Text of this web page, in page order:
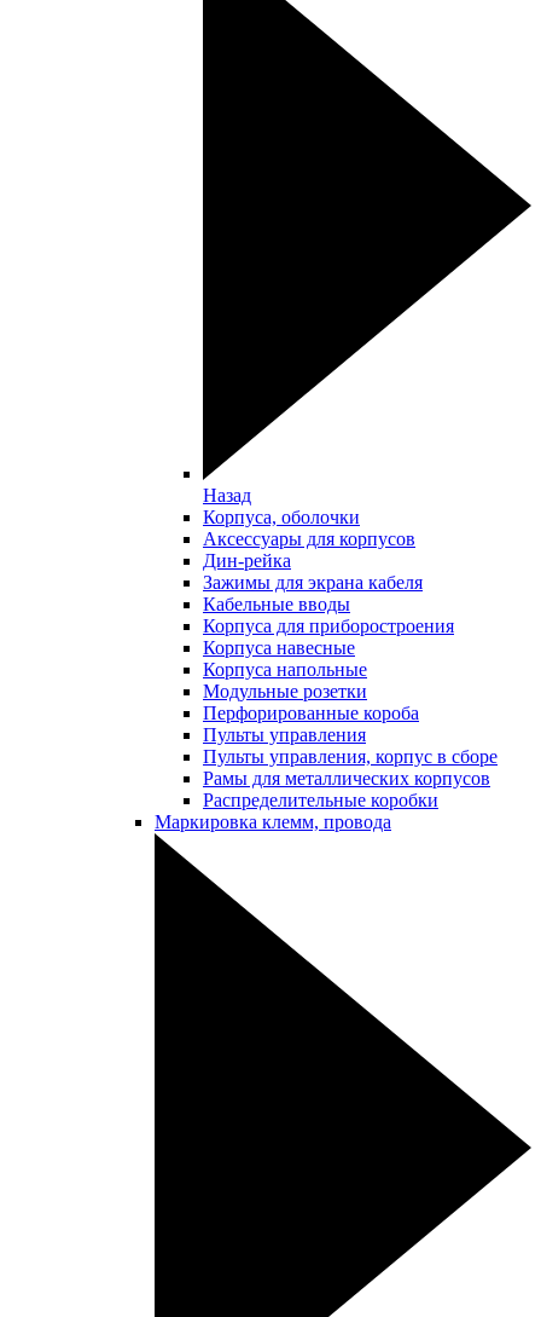
Назад
Корпуса, оболочки
Аксессуары для корпусов
Дин-рейка
Зажимы для экрана кабеля
Кабельные вводы
Корпуса для приборостроения
Корпуса навесные
Корпуса напольные
Модульные розетки
Перфорированные короба
Пульты управления
Пульты управления, корпус в сборе
Рамы для металлических корпусов
Распределительные коробки
Маркировка клемм, провода